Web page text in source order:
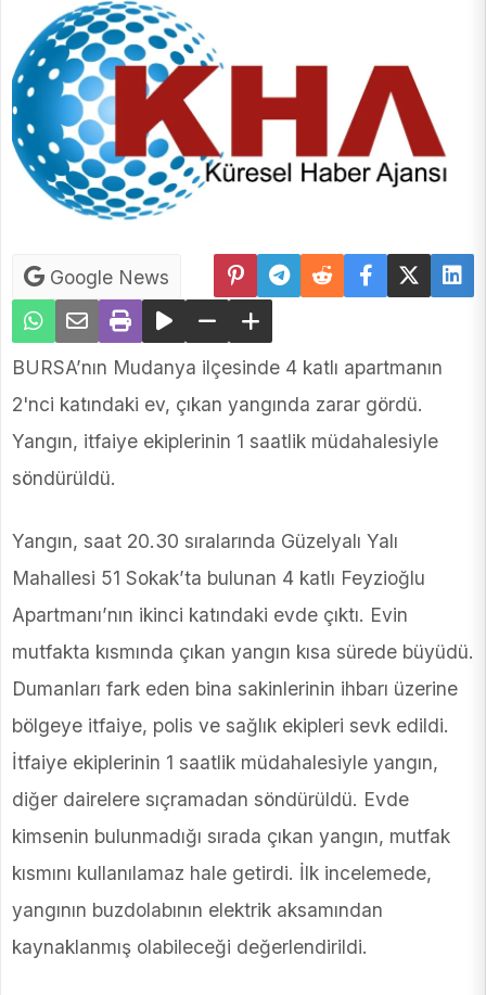
Google News
BURSA’nın Mudanya ilçesinde 4 katlı apartmanın
2'nci katındaki ev, çıkan yangında zarar gördü.
Yangın, itfaiye ekiplerinin 1 saatlik müdahalesiyle
söndürüldü.
Yangın, saat 20.30 sıralarında Güzelyalı Yalı
Mahallesi 51 Sokak’ta bulunan 4 katlı Feyzioğlu
Apartmanı’nın ikinci katındaki evde çıktı. Evin
mutfakta kısmında çıkan yangın kısa sürede büyüdü.
Dumanları fark eden bina sakinlerinin ihbarı üzerine
bölgeye itfaiye, polis ve sağlık ekipleri sevk edildi.
İtfaiye ekiplerinin 1 saatlik müdahalesiyle yangın,
diğer dairelere sıçramadan söndürüldü. Evde
kimsenin bulunmadığı sırada çıkan yangın, mutfak
kısmını kullanılamaz hale getirdi. İlk incelemede,
yangının buzdolabının elektrik aksamından
kaynaklanmış olabileceği değerlendirildi.